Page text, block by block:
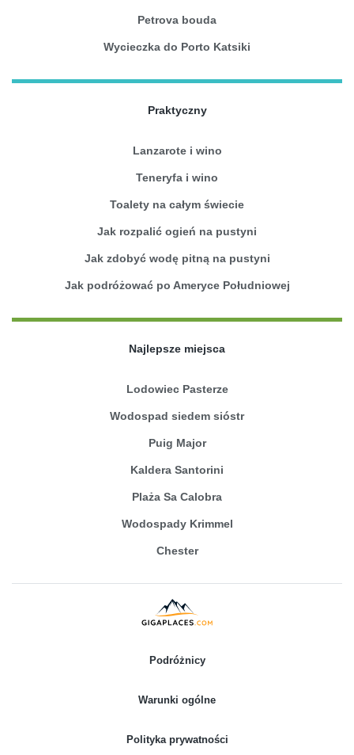
Petrova bouda
Wycieczka do Porto Katsiki
Praktyczny
Lanzarote i wino
Teneryfa i wino
Toalety na całym świecie
Jak rozpalić ogień na pustyni
Jak zdobyć wodę pitną na pustyni
Jak podróżować po Ameryce Południowej
Najlepsze miejsca
Lodowiec Pasterze
Wodospad siedem sióstr
Puig Major
Kaldera Santorini
Plaża Sa Calobra
Wodospady Krimmel
Chester
Podróżnicy
Warunki ogólne
Polityka prywatności